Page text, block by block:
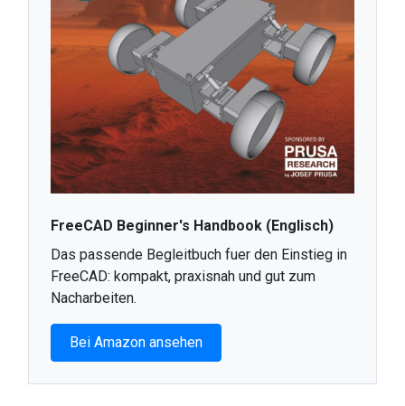
FreeCAD Beginner's Handbook (Englisch)
Das passende Begleitbuch fuer den Einstieg in
FreeCAD: kompakt, praxisnah und gut zum
Nacharbeiten.
Bei Amazon ansehen